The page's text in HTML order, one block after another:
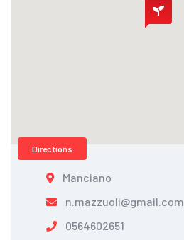
Directions
Manciano
n.mazzuoli@gmail.com
0564602651